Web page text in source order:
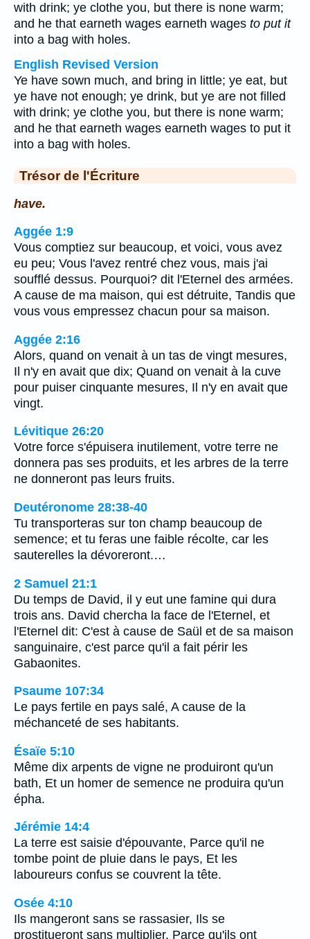
with drink; ye clothe you, but there is none warm;
and he that earneth wages earneth wages to put it
into a bag with holes.
English Revised Version
Ye have sown much, and bring in little; ye eat, but
ye have not enough; ye drink, but ye are not filled
with drink; ye clothe you, but there is none warm;
and he that earneth wages earneth wages to put it
into a bag with holes.
Trésor de l'Écriture
have.
Aggée 1:9
Vous comptiez sur beaucoup, et voici, vous avez
eu peu; Vous l'avez rentré chez vous, mais j'ai
soufflé dessus. Pourquoi? dit l'Eternel des armées.
A cause de ma maison, qui est détruite, Tandis que
vous vous empressez chacun pour sa maison.
Aggée 2:16
Alors, quand on venait à un tas de vingt mesures,
Il n'y en avait que dix; Quand on venait à la cuve
pour puiser cinquante mesures, Il n'y en avait que
vingt.
Lévitique 26:20
Votre force s'épuisera inutilement, votre terre ne
donnera pas ses produits, et les arbres de la terre
ne donneront pas leurs fruits.
Deutéronome 28:38-40
Tu transporteras sur ton champ beaucoup de
semence; et tu feras une faible récolte, car les
sauterelles la dévoreront.…
2 Samuel 21:1
Du temps de David, il y eut une famine qui dura
trois ans. David chercha la face de l'Eternel, et
l'Eternel dit: C'est à cause de Saül et de sa maison
sanguinaire, c'est parce qu'il a fait périr les
Gabaonites.
Psaume 107:34
Le pays fertile en pays salé, A cause de la
méchanceté de ses habitants.
Ésaïe 5:10
Même dix arpents de vigne ne produiront qu'un
bath, Et un homer de semence ne produira qu'un
épha.
Jérémie 14:4
La terre est saisie d'épouvante, Parce qu'il ne
tombe point de pluie dans le pays, Et les
laboureurs confus se couvrent la tête.
Osée 4:10
Ils mangeront sans se rassasier, Ils se
prostitueront sans multiplier, Parce qu'ils ont